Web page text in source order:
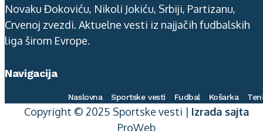
Novaku Đokoviću, Nikoli Jokiću, Srbiji, Partizanu,
Crvenoj zvezdi. Aktuelne vesti iz najjačih fudbalskih
liga širom Evrope.
Navigacija
Naslovna Sportske vesti Fudbal Košarka
Copyright © 2025 Sportske vesti | Izrada sajta
ProWeb